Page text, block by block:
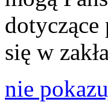
się w
nie